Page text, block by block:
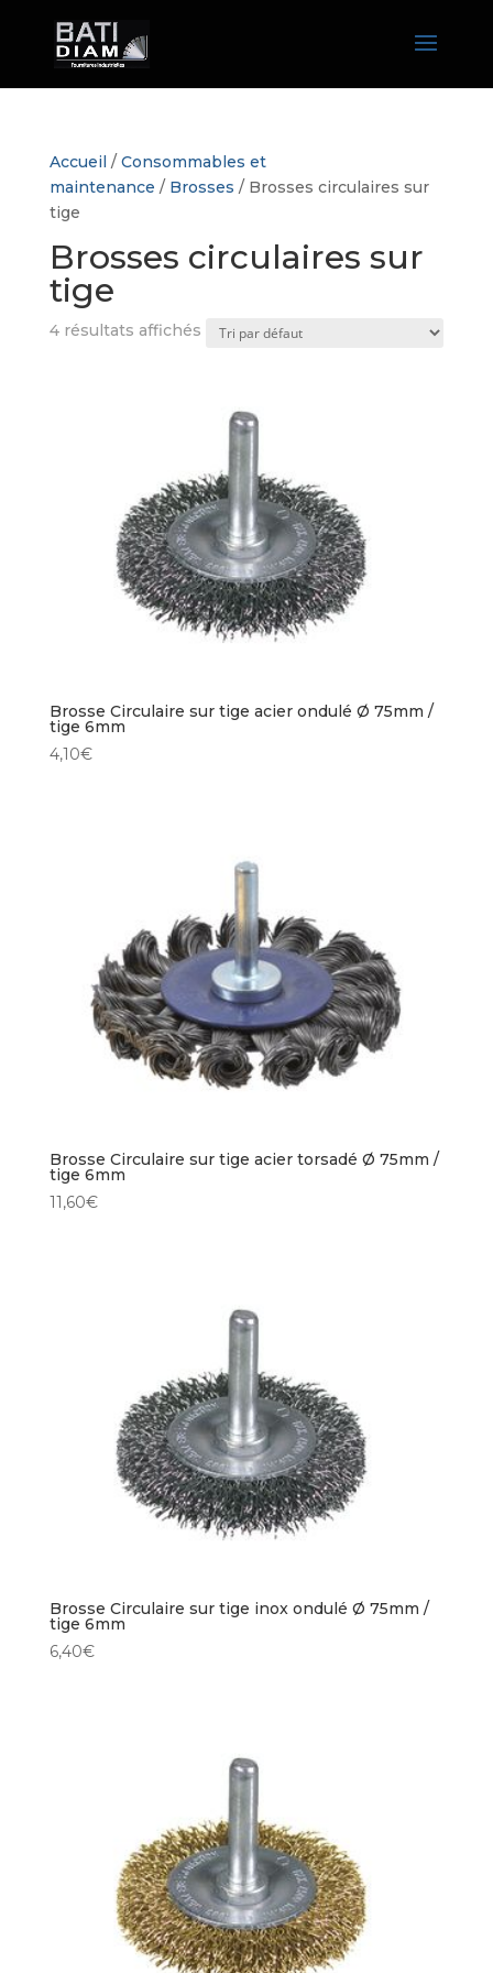
Accueil / Consommables et
maintenance / Brosses / Brosses circulaires sur
tige
Brosses circulaires sur
tige
4 résultats affichés
Brosse Circulaire sur tige acier ondulé Ø 75mm /
tige 6mm
4,10€
Brosse Circulaire sur tige acier torsadé Ø 75mm /
tige 6mm
11,60€
Brosse Circulaire sur tige inox ondulé Ø 75mm /
tige 6mm
6,40€